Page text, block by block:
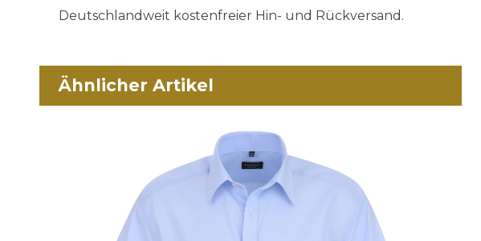
Deutschlandweit kostenfreier Hin- und Rückversand.
Ähnlicher Artikel